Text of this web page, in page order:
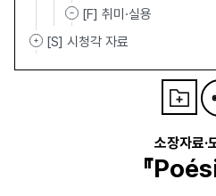
[F] 취미·실용
[S] 시청각 자료
소장자료·
『